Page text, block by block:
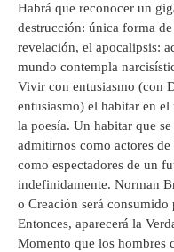
Habrá que reconocer un
destrucción: única forma
revelación, el apocalipsis:
mundo contempla
Vivir con entusiasmo (con
entusiasmo) el habitar en
la poesía. Un habitar que
admitirnos como actores
como espectadores de un
indefinidamente. Norman
o Creación será
Entonces, aparecerá la
Momento que los hombres